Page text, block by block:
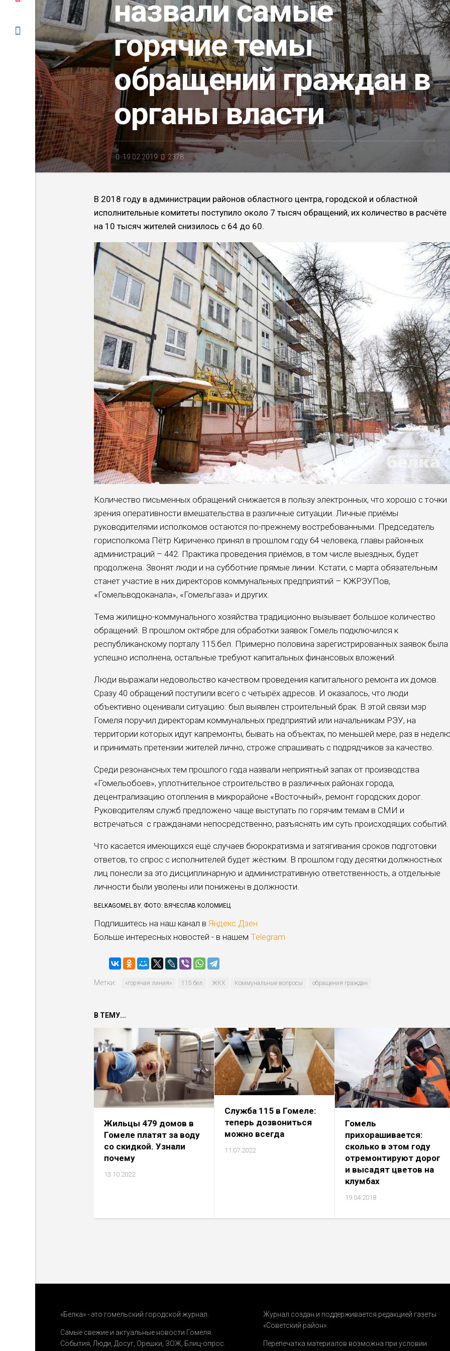
назвали самые
горячие темы
обращений граждан в
органы власти
19.02.2019 2378
В 2018 году в администрации районов областного центра, городской и областной
исполнительные комитеты поступило около 7 тысяч обращений, их количество в расчёте
на 10 тысяч жителей снизилось с 64 до 60.
Количество письменных обращений снижается в пользу электронных, что хорошо с точки
зрения оперативности вмешательства в различные ситуации. Личные приёмы
руководителями исполкомов остаются по-прежнему востребованными. Председатель
горисполкома Пётр Кириченко принял в прошлом году 64 человека, главы районных
администраций – 442. Практика проведения приёмов, в том числе выездных, будет
продолжена. Звонят люди и на субботние прямые линии. Кстати, с марта обязательным
станет участие в них директоров коммунальных предприятий – КЖРЭУПов,
«Гомельводоканала», «Гомельгаза» и других.
Тема жилищно-коммунального хозяйства традиционно вызывает большое количество
обращений. В прошлом октябре для обработки заявок Гомель подключился к
республиканскому порталу 115.бел. Примерно половина зарегистрированных заявок была
успешно исполнена, остальные требуют капитальных финансовых вложений.
Люди выражали недовольство качеством проведения капитального ремонта их домов.
Сразу 40 обращений поступили всего с четырёх адресов. И оказалось, что люди
объективно оценивали ситуацию: был выявлен строительный брак. В этой связи мэр
Гомеля поручил директорам коммунальных предприятий или начальникам РЭУ, на
территории которых идут капремонты, бывать на объектах, по меньшей мере, раз в
и принимать претензии жителей лично, строже спрашивать с подрядчиков за качество.
Среди резонансных тем прошлого года назвали неприятный запах от производства
«Гомельобоев», уплотнительное строительство в различных районах города,
децентрализацию отопления в микрорайоне «Восточный», ремонт городских дорог.
Руководителям служб предложено чаще выступать по горячим темам в СМИ и
встречаться с гражданами непосредственно, разъяснять им суть происходящих событий.
Что касается имеющихся ещё случаев бюрократизма и затягивания сроков подготовки
ответов, то спрос с исполнителей будет жёстким. В прошлом году десятки должностных
лиц понесли за это дисциплинарную и административную ответственность, а отдельные
личности были уволены или понижены в должности.
BELKAGOMEL.BY. ФОТО: ВЯЧЕСЛАВ КОЛОМИЕЦ
Подпишитесь на наш канал в Яндекс.Дзен
Больше интересных новостей - в нашем Telegram
Метки: «горячая линия» 115.бел ЖКХ Коммунальные вопросы обращения граждан
В ТЕМУ...
Жильцы 479 домов в
Гомеле платят за воду
со скидкой. Узнали
почему
13.10.2022
Служба 115 в Гомеле:
теперь дозвониться
можно всегда
11.07.2022
Гомель
прихорашивается:
сколько в этом году
отремонтируют дорог
и высадят цветов на
клумбах
19.04.2018
«Белка» - это гомельский городской журнал.
Самые свежие и актуальные новости Гомеля.
События,Люди, Досуг, Орешки, ЗОЖ, Блиц-опрос.
Журнал создан и поддерживается редакцией газеты
«Советский район».
Перепечатка материалов возможна при условии